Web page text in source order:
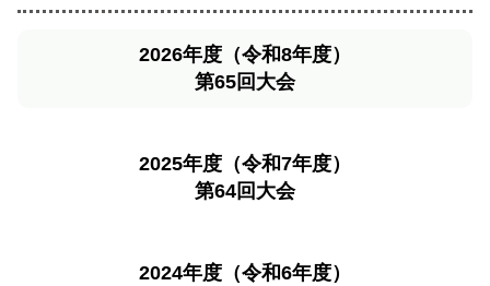
2026年度（令和8年度）
第65回大会
2025年度（令和7年度）
第64回大会
2024年度（令和6年度）